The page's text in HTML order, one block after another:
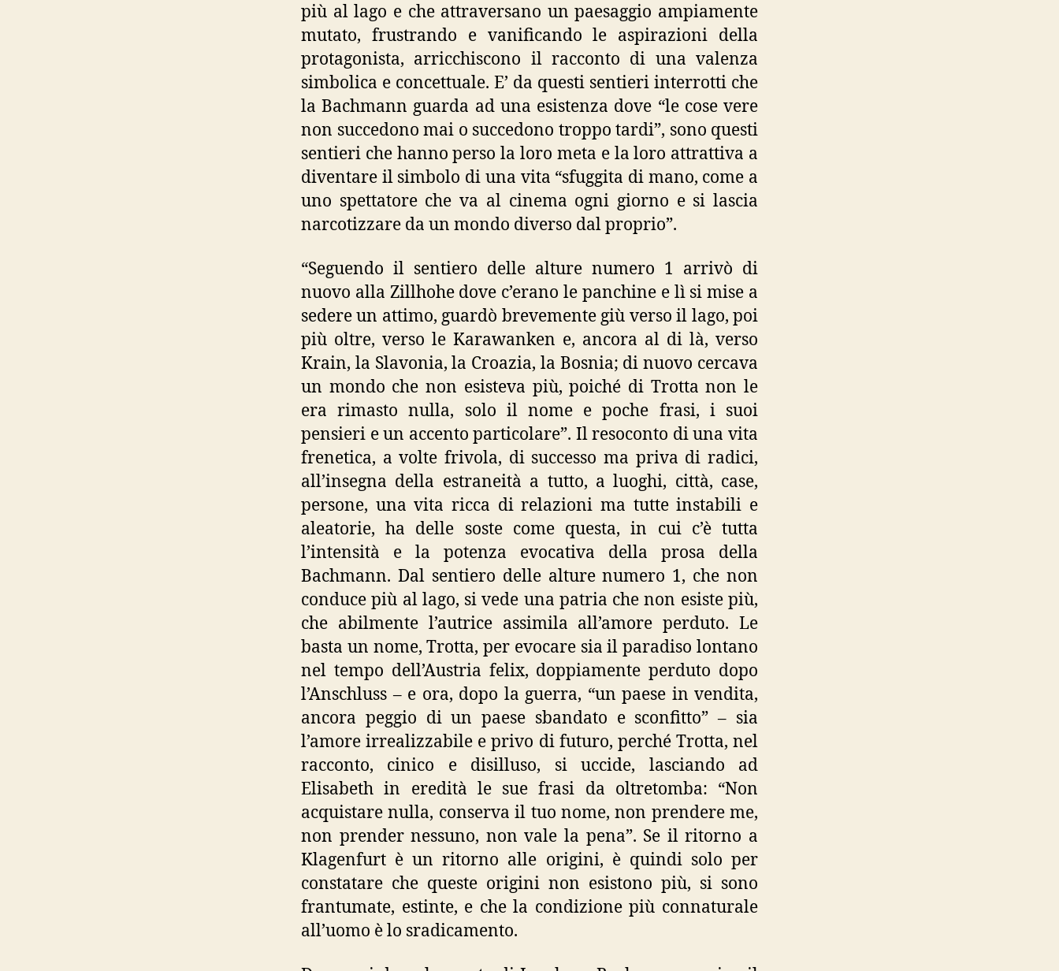
più al lago e che attraversano un paesaggio ampiamente
mutato, frustrando e vanificando le aspirazioni della
protagonista, arricchiscono il racconto di una valenza
simbolica e concettuale. E’ da questi sentieri interrotti che
la Bachmann guarda ad una esistenza dove “le cose vere
non succedono mai o succedono troppo tardi”, sono questi
sentieri che hanno perso la loro meta e la loro attrattiva a
diventare il simbolo di una vita “sfuggita di mano, come a
uno spettatore che va al cinema ogni giorno e si lascia
narcotizzare da un mondo diverso dal proprio”.
“Seguendo il sentiero delle alture numero 1 arrivò di
nuovo alla Zillhohe dove c’erano le panchine e lì si mise a
sedere un attimo, guardò brevemente giù verso il lago, poi
più oltre, verso le Karawanken e, ancora al di là, verso
Krain, la Slavonia, la Croazia, la Bosnia; di nuovo cercava
un mondo che non esisteva più, poiché di Trotta non le
era rimasto nulla, solo il nome e poche frasi, i suoi
pensieri e un accento particolare”. Il resoconto di una vita
frenetica, a volte frivola, di successo ma priva di radici,
all’insegna della estraneità a tutto, a luoghi, città, case,
persone, una vita ricca di relazioni ma tutte instabili e
aleatorie, ha delle soste come questa, in cui c’è tutta
l’intensità e la potenza evocativa della prosa della
Bachmann. Dal sentiero delle alture numero 1, che non
conduce più al lago, si vede una patria che non esiste più,
che abilmente l’autrice assimila all’amore perduto. Le
basta un nome, Trotta, per evocare sia il paradiso lontano
nel tempo dell’Austria felix, doppiamente perduto dopo
l’Anschluss – e ora, dopo la guerra, “un paese in vendita,
ancora peggio di un paese sbandato e sconfitto” – sia
l’amore irrealizzabile e privo di futuro, perché Trotta, nel
racconto, cinico e disilluso, si uccide, lasciando ad
Elisabeth in eredità le sue frasi da oltretomba: “Non
acquistare nulla, conserva il tuo nome, non prendere me,
non prender nessuno, non vale la pena”. Se il ritorno a
Klagenfurt è un ritorno alle origini, è quindi solo per
constatare che queste origini non esistono più, si sono
frantumate, estinte, e che la condizione più connaturale
all’uomo è lo sradicamento.